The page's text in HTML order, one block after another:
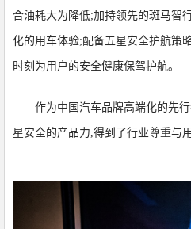
合油耗大为降低;加持领先的斑马智
化的用车体验;配备五星安全护航策
时刻为用户的安全健康保驾护航。
作为中国汽车品牌高端化的先
星安全的产品力,得到了行业尊重与